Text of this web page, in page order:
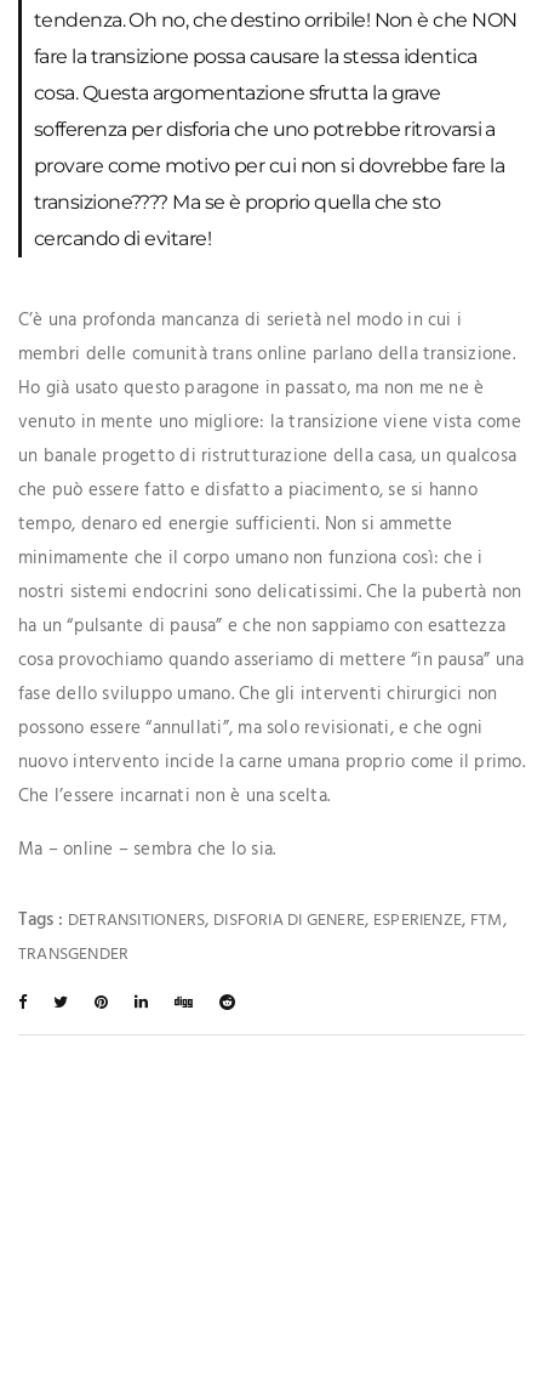
tendenza. Oh no, che destino orribile! Non è che NON
fare la transizione possa causare la stessa identica
cosa. Questa argomentazione sfrutta la grave
sofferenza per disforia che uno potrebbe ritrovarsi a
provare come motivo per cui non si dovrebbe fare la
transizione???? Ma se è proprio quella che sto
cercando di evitare!
C’è una profonda mancanza di serietà nel modo in cui i
membri delle comunità trans online parlano della transizione.
Ho già usato questo paragone in passato, ma non me ne è
venuto in mente uno migliore: la transizione viene vista come
un banale progetto di ristrutturazione della casa, un qualcosa
che può essere fatto e disfatto a piacimento, se si hanno
tempo, denaro ed energie sufficienti. Non si ammette
minimamente che il corpo umano non funziona così: che i
nostri sistemi endocrini sono delicatissimi. Che la pubertà non
ha un “pulsante di pausa” e che non sappiamo con esattezza
cosa provochiamo quando asseriamo di mettere “in pausa” una
fase dello sviluppo umano. Che gli interventi chirurgici non
possono essere “annullati”, ma solo revisionati, e che ogni
nuovo intervento incide la carne umana proprio come il primo.
Che l’essere incarnati non è una scelta.
Ma – online – sembra che lo sia.
Tags : DETRANSITIONERS, DISFORIA DI GENERE, ESPERIENZE, FTM,
TRANSGENDER